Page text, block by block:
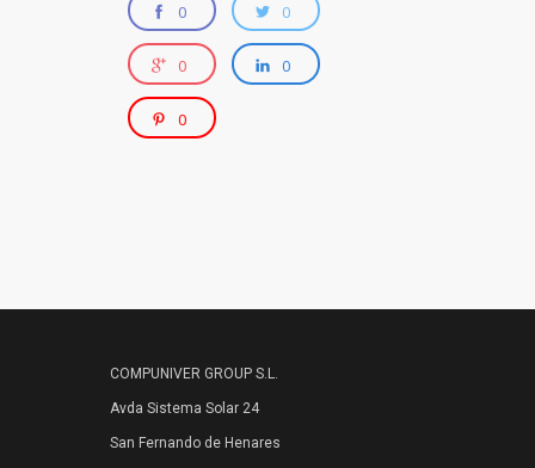
0 0
0 0
0
COMPUNIVER GROUP S.L.
Avda Sistema Solar 24
San Fernando de Henares